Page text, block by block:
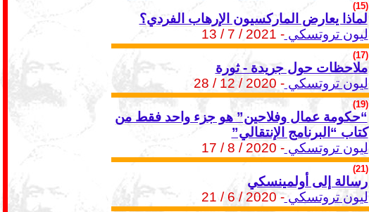
(15)
لماذا يعارض الماركسيون الإرهاب الفردي؟
ليون تروتسكي- 2021 / 7 / 13
(17)
ملاحظات حول جريدة - ثورة
ليون تروتسكي- 2020 / 12 / 28
(19)
“حكومة عمال وفلاحين” هو جزء واحد فقط من
كتاب “البرنامج الإنتقالي”
ليون تروتسكي- 2020 / 8 / 17
(21)
رسالة إلى أولمينسكي
ليون تروتسكي- 2020 / 6 / 21